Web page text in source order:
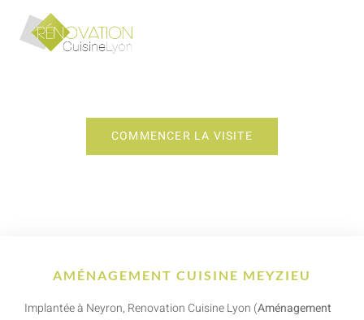
COMMENCER LA VISITE
AMÉNAGEMENT CUISINE MEYZIEU
Implantée à Neyron, Renovation Cuisine Lyon (Aménagement